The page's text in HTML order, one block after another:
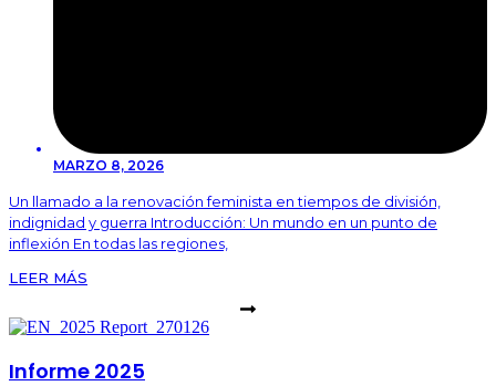
MARZO 8, 2026
Un llamado a la renovación feminista en tiempos de división,
indignidad y guerra Introducción: Un mundo en un punto de
inflexión En todas las regiones,
LEER MÁS
Informe 2025